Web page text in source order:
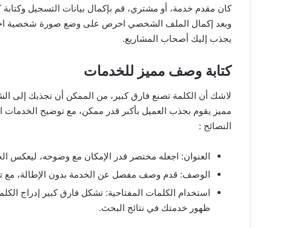
كان مقدم خدمة، أو مشتري، قم بإكمال بيانات التسجيل وكتابة
وبعد إكمال الملف الشخصي احرص على وضع صورة شخصية
يجذب إليك أصحاب المشاريع.
كتابة وصف مميز للخدمات
لاشك أن الكلمة تصنع فارق كبير، من الممكن أن تجذبك إلى
مميز يقوم بجذب العميل بأكبر قدر ممكن، مع توضيح الخدمات
النصائح :
العنوان: اجعله مختصر قدر الإمكان مع وضوحه، ليعكس
الوصف: قدم وصف مفصل عن الخدمة بدون الإطالة، مع
استخدام الكلمات المفتاحية: تشكل فارق كبير إدراج
ظهور خدمتك في نتائج البحث.